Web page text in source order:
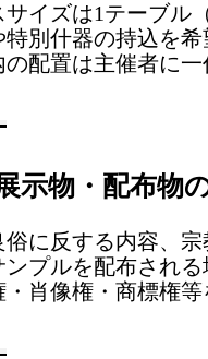
サイズは1テーブル
特別什器の持込を
配置は主催者に一
示物・配布物の
俗に反する内容、
ンプルを配布され
・肖像権・商標権等